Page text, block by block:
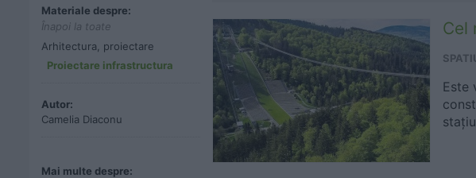
Materiale despre:
Înapoi la toate
Arhitectura, proiectare
Proiectare infrastructura
Autor:
Camelia Diaconu
Mai multe despre:
Cel
Este